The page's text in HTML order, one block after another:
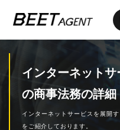
インターネット
の商事法務の詳細
インターネットサービスを展開
をご紹介しております。